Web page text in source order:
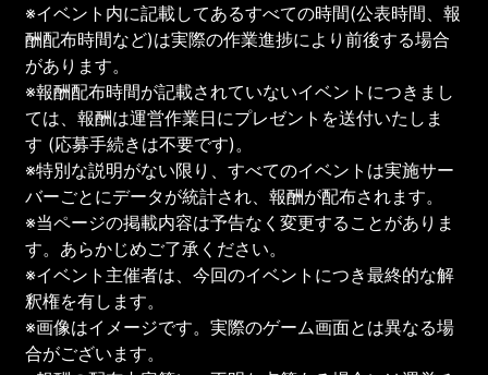
※イベント内に記載してあるすべての時間(公表時間、報
酬配布時間など)は実際の作業進捗により前後する場合
があります。
※報酬配布時間が記載されていないイベントにつきまし
ては、報酬は運営作業日にプレゼントを送付いたしま
す (応募手続きは不要です)。
※特別な説明がない限り、すべてのイベントは実施サー
バーごとにデータが統計され、報酬が配布されます。
※当ページの掲載内容は予告なく変更することがありま
す。あらかじめご了承ください。
※イベント主催者は、今回のイベントにつき最終的な解
釈権を有します。
※画像はイメージです。実際のゲーム画面とは異なる場
合がございます。